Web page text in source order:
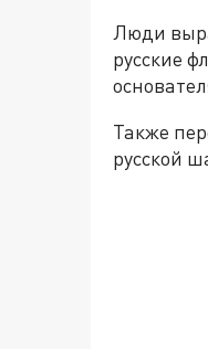
Люди
русские
Также
русской